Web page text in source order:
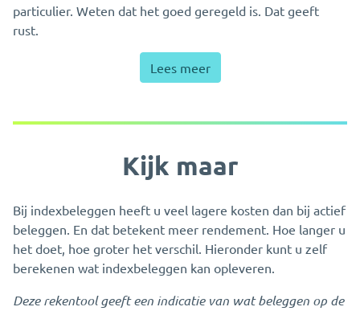
particulier. Weten dat het goed geregeld is. Dat geeft
rust.
Lees meer
Kijk maar
Bij indexbeleggen heeft u veel lagere kosten dan bij actief
beleggen. En dat betekent meer rendement. Hoe langer u
het doet, hoe groter het verschil. Hieronder kunt u zelf
berekenen wat indexbeleggen kan opleveren.
Deze rekentool geeft een indicatie van wat beleggen op de